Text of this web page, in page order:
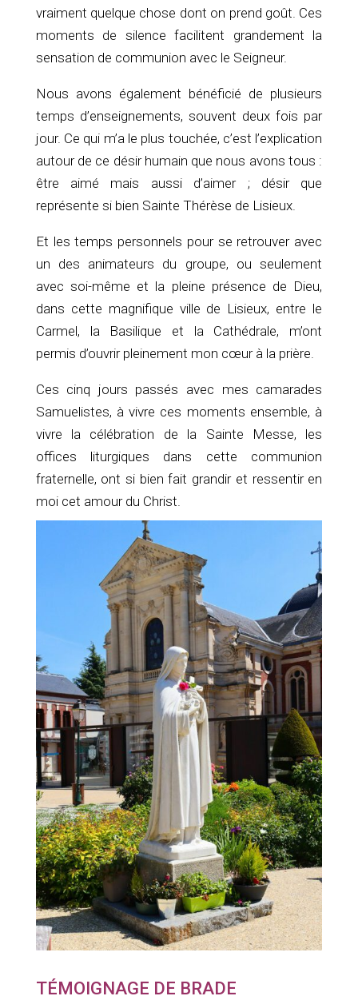
vraiment quelque chose dont on prend goût. Ces
moments de silence facilitent grandement la
sensation de communion avec le Seigneur.
Nous avons également bénéficié de plusieurs
temps d’enseignements, souvent deux fois par
jour. Ce qui m’a le plus touchée, c’est l’explication
autour de ce désir humain que nous avons tous :
être aimé mais aussi d’aimer ; désir que
représente si bien Sainte Thérèse de Lisieux.
Et les temps personnels pour se retrouver avec
un des animateurs du groupe, ou seulement
avec soi-même et la pleine présence de Dieu,
dans cette magnifique ville de Lisieux, entre le
Carmel, la Basilique et la Cathédrale, m’ont
permis d’ouvrir pleinement mon cœur à la prière.
Ces cinq jours passés avec mes camarades
Samuelistes, à vivre ces moments ensemble, à
vivre la célébration de la Sainte Messe, les
offices liturgiques dans cette communion
fraternelle, ont si bien fait grandir et ressentir en
moi cet amour du Christ.
TÉMOIGNAGE DE BRADE